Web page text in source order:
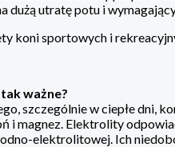
dużą utratę potu i
koni sportowych i
ważne?
szczególnie w ciepłe dni,
i magnez. Elektrolity
elektrolitowej. Ich